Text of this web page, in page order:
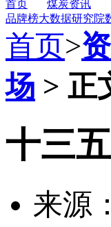
首页 煤炭资讯
品牌榜大数据研究院
首页>
场 > 正
十三
来源